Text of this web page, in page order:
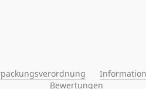
Bewertungen